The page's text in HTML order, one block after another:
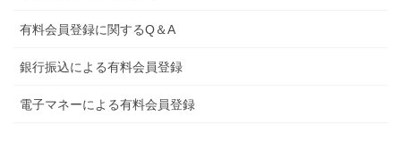
有料会員登録に関するQ＆A
銀行振込による有料会員登録
電子マネーによる有料会員登録